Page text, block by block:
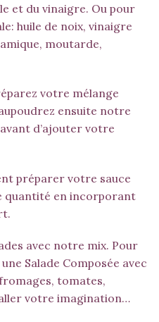
et du vinaigre. Ou pour
huile de noix, vinaigre
moutarde,
votre mélange
ensuite notre
d’ajouter votre
préparer votre sauce
quantité en incorporant
avec notre mix. Pour
Salade Composée avec
tomates,
votre imagination…